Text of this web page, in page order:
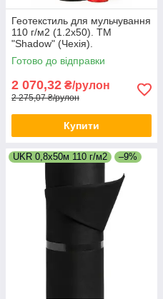
Геотекстиль для мульчування
110 г/м2 (1.2х50). ТМ
"Shadow" (Чехія).
Готово до відправки
2 070,32 ₴/рулон
2 275,07 ₴/рулон
Купити
UKR 0,8х50м 110 г/м2 –9%